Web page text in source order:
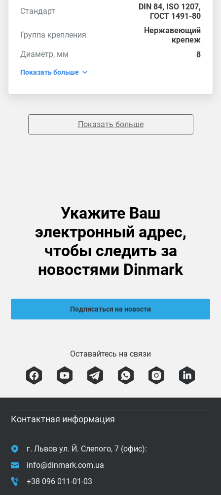
Стандарт
DIN 84, ISO 1207,
ГОСТ 1491-80
Группа крепления
Нержавеющий
крепеж
Диаметр, мм
8
Показать больше
Показать больше
Укажите Ваш
электронный адрес,
чтобы следить за
новостями Dinmark
Подписаться на новости
Оставайтесь на связи
Контактная информация
г. Львов ул. Й. Слепого, 7 (офис):
info@dinmark.com.ua
+38 096 011-01-03